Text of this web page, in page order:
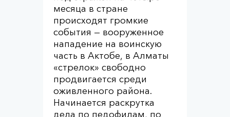
месяца в стране
происходят громкие
события — вооруженное
нападение на воинскую
часть в Актобе, в Алматы
«стрелок» свободно
продвигается среди
оживленного района.
Начинается раскрутка
дела по педофилам, по